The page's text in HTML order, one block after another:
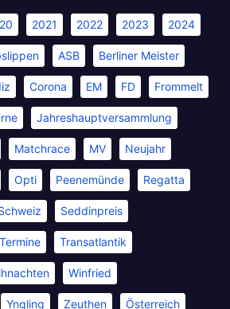
2021 2022 2023 2024
ASB Berliner Meister
Corona EM FD Frommelt
Jahreshauptversammlung
Matchrace MV Neujahr
Opti Peenemünde Regatta
Seddinpreis
Termine Transatlantik
Winfried
Yngling Zeuthen Österreich